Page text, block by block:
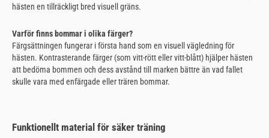
hästen en tillräckligt bred visuell gräns.
Varför finns bommar i olika färger?
Färgsättningen fungerar i första hand som en visuell vägledning för
hästen. Kontrasterande färger (som vitt-rött eller vitt-blått) hjälper hästen
att bedöma bommen och dess avstånd till marken bättre än vad fallet
skulle vara med enfärgade eller trären bommar.
Funktionellt material för säker träning